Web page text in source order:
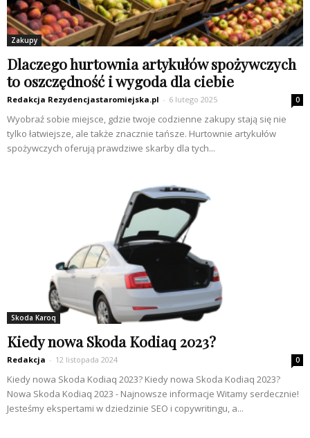
Zakupy
Dlaczego hurtownia artykułów spożywczych
to oszczędność i wygoda dla ciebie
Redakcja Rezydencjastaromiejska.pl - 6 lutego 2025 0
Wyobraź sobie miejsce, gdzie twoje codzienne zakupy stają się nie
tylko łatwiejsze, ale także znacznie tańsze. Hurtownie artykułów
spożywczych oferują prawdziwe skarby dla tych...
Skoda Karoq
Kiedy nowa Skoda Kodiaq 2023?
Redakcja - 12 listopada 2024 0
Kiedy nowa Skoda Kodiaq 2023? Kiedy nowa Skoda Kodiaq 2023?
Nowa Skoda Kodiaq 2023 - Najnowsze informacje Witamy serdecznie!
Jesteśmy ekspertami w dziedzinie SEO i copywritingu, a...